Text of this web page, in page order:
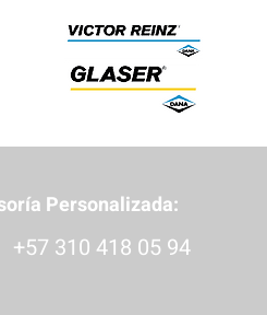
Personalizada:
+57 310 418 05 94